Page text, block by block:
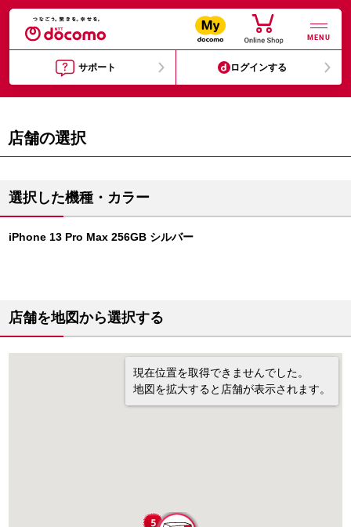
MENU
サポート ログインする
店舗の選択
選択した機種・カラー
iPhone 13 Pro Max 256GB シルバー
店舗を地図から選択する
現在位置を取得できませんでした。
地図を拡大すると店舗が表示されます。